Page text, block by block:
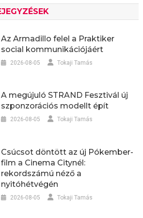
Az Armadillo felel a Praktiker
social kommunikációjáért
2026-08-05 Tokaji Tamás
A megújuló STRAND Fesztivál új
szponzorációs modellt épít
2026-08-05 Tokaji Tamás
Csúcsot döntött az új Pókember-
film a Cinema Citynél:
rekordszámú néző a
nyitóhétvégén
2026-08-05 Tokaji Tamás